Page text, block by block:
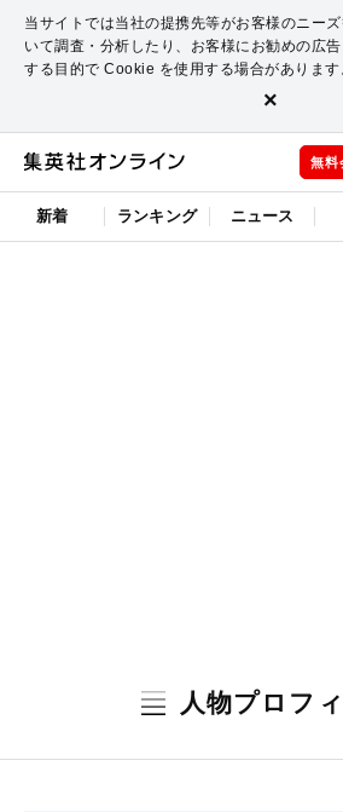
当サイトでは当社の提携先等がお客様のニー
いて調査・分析したり、お客様にお勧めの広
する目的で Cookie を使用する場合があります
×
無料
新着 ランキング ニュース
人物プロフ